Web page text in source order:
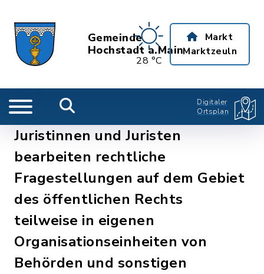
Gemeinde
Hochstadt a.Main
28 °C
Markt
Marktzeuln
Digitaler
Ortsplan
Juristinnen und Juristen
bearbeiten rechtliche
Fragestellungen auf dem Gebiet
des öffentlichen Rechts
teilweise in eigenen
Organisationseinheiten von
Behörden und sonstigen